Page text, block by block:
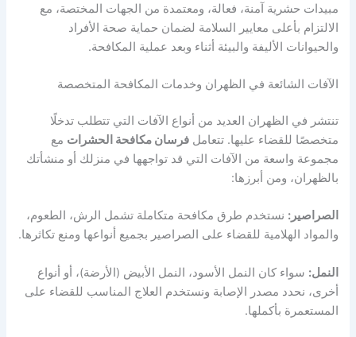
مبيدات حشرية آمنة، فعالة، ومعتمدة من الجهات المختصة، مع
الالتزام بأعلى معايير السلامة لضمان حماية صحة الأفراد
والحيوانات الأليفة والبيئة أثناء وبعد عملية المكافحة.
الآفات الشائعة في الظهران وخدمات المكافحة المتخصصة
تنتشر في الظهران العديد من أنواع الآفات التي تتطلب تدخلًا
متخصصًا للقضاء عليها. تتعاملفرسان مكافحة الحشرات مع
مجموعة واسعة من الآفات التي قد تواجهها في منزلك أو منشأتك
بالظهران، ومن أبرزها:
الصراصير: نستخدم طرق مكافحة متكاملة تشمل الرش، الطعوم،
والمواد الهلامية للقضاء على الصراصير بجميع أنواعها ومنع تكاثرها.
النمل: سواء كان النمل الأسود، النمل الأبيض (الأرضة)، أو أنواع
أخرى، نحدد مصدر الإصابة ونستخدم العلاج المناسب للقضاء على
المستعمرة بأكملها.